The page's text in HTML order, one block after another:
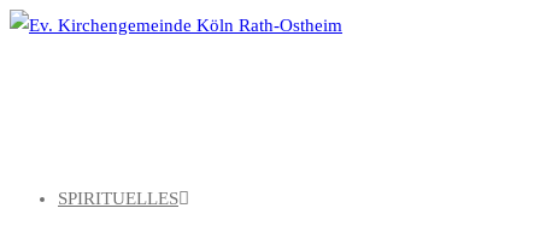
Zum
SPIRITUELLES